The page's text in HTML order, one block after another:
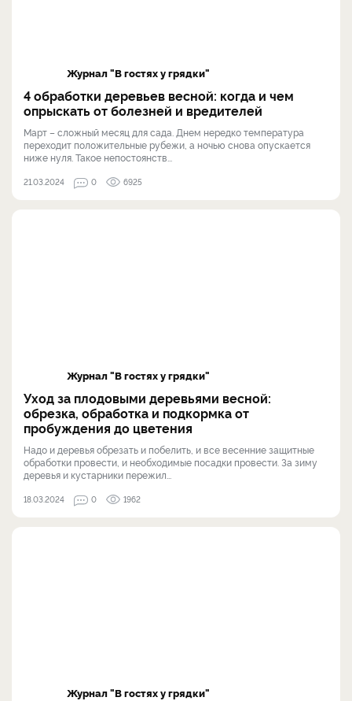
Журнал "В гостях у грядки"
4 обработки деревьев весной: когда и чем
опрыскать от болезней и вредителей
Март – сложный месяц для сада. Днем нередко температура
переходит положительные рубежи, а ночью снова опускается
ниже нуля. Такое непостоянств...
21.03.2024 0 6925
Журнал "В гостях у грядки"
Уход за плодовыми деревьями весной:
обрезка, обработка и подкормка от
пробуждения до цветения
Надо и деревья обрезать и побелить, и все весенние защитные
обработки провести, и необходимые посадки провести. За зиму
деревья и кустарники пережил...
18.03.2024 0 1962
Журнал "В гостях у грядки"